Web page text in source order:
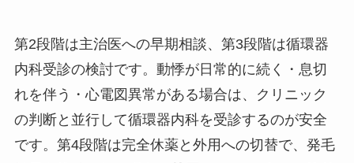
第2段階は主治医への早期相談、第3段階は循環器
内科受診の検討です。動悸が日常的に続く・息切
れを伴う・心電図異常がある場合は、クリニック
の判断と並行して循環器内科を受診するのが安全
です。第4段階は完全休薬と外用への切替で、発毛